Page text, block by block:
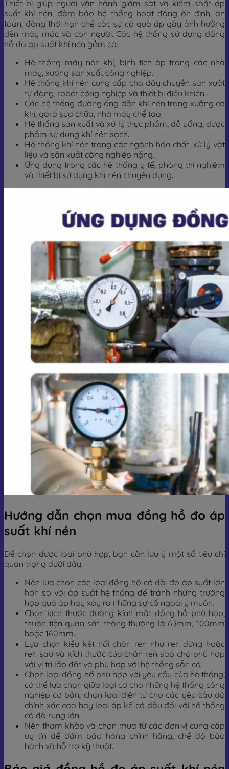
Thiết bị giúp người vận hành giám sát và kiểm soát áp
suất khí nén, đảm bảo hệ thống hoạt động ổn định, an
toàn, đồng thời hạn chế các sự cố quá áp gây ảnh hưởng
đến máy móc và con người. Các hệ thống sử dụng đồng
hồ đo áp suất khí nén gồm có:
Hệ thống máy nén khí, bình tích áp trong các nhà
máy, xưởng sản xuất công nghiệp.
Hệ thống khí nén cung cấp cho dây chuyền sản xuất
tự động, robot công nghiệp và thiết bị điều khiển.
Các hệ thống đường ống dẫn khí nén trong xưởng cơ
khí, gara sửa chữa, nhà máy chế tạo.
Hệ thống sản xuất và xử lý thực phẩm, đồ uống, dược
phẩm sử dụng khí nén sạch.
Hệ thống khí nén trong các ngành hóa chất, xử lý vật
liệu và sản xuất công nghiệp nặng.
Ứng dụng trong các hệ thống y tế, phòng thí nghiệm
và thiết bị sử dụng khí nén chuyên dụng.
Hướng dẫn chọn mua đồng hồ đo áp
suất khí nén
Để chọn được loại phù hợp, bạn cần lưu ý một số tiêu chí
quan trọng dưới đây:
Nên lựa chọn các loại đồng hồ có dải đo áp suất lớn
hơn so với áp suất hệ thống để tránh những trường
hợp quá áp hay xảy ra những sự cố ngoài ý muốn.
Chọn kích thước đường kính mặt đồng hồ phù hợp,
thuận tiện quan sát, thông thường là 63mm, 100mm
hoặc 160mm.
Lựa chọn kiểu kết nối chân ren như ren đứng hoặc
ren sau và kích thước của chân ren sao cho phù hợp
với vị trí lắp đặt và phù hợp với hệ thống sẵn có.
Chọn loại đồng hồ phù hợp với yêu cầu của hệ thống,
có thể lựa chọn giữa loại cơ cho những hệ thống công
nghiệp cơ bản, chọn loại điện tử cho các yêu cầu độ
chính xác cao hay loại áp kế có dầu đối với hệ thống
có độ rung lớn.
Nên tham khảo và chọn mua từ các đơn vị cung cấp
uy tín để đảm bảo hàng chính hãng, chế độ bảo
hành và hỗ trợ kỹ thuật.